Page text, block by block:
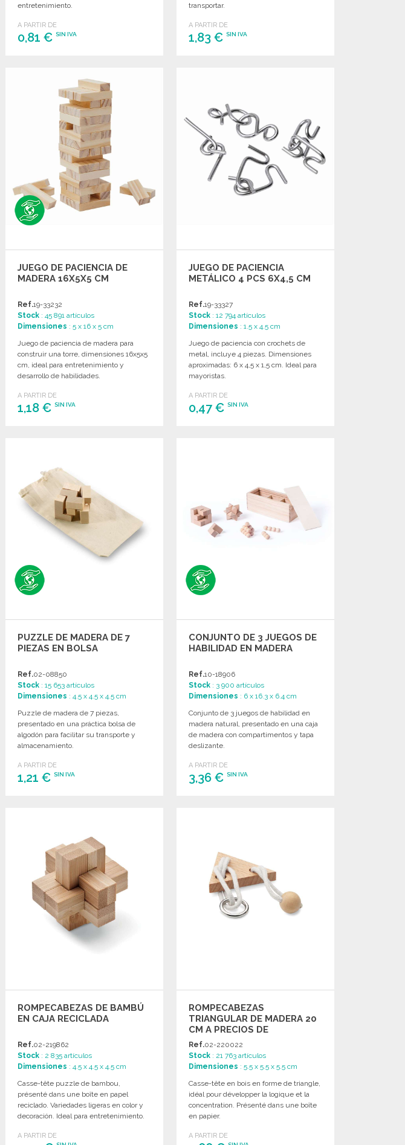
entretenimiento.
A PARTIR DE
0,81 €SIN IVA
Solicitar un presupuesto
transportar.
A PARTIR DE
1,83 €SIN IVA
JUEGO DE PACIENCIA DE
MADERA 16X5X5 CM
Ref.19-33232
Stock : 45 891 artículos
Dimensiones : 5 x 16 x 5 cm
Juego de paciencia de madera para
construir una torre, dimensiones 16x5x5
cm, ideal para entretenimiento y
desarrollo de habilidades.
A PARTIR DE
1,18 €SIN IVA
JUEGO DE PACIENCIA
METÁLICO 4 PCS 6X4,5 CM
Ref.19-33327
Stock : 12 794 artículos
Dimensiones : 1.5 x 4.5 cm
Juego de paciencia con crochets de
metal, incluye 4 piezas. Dimensiones
aproximadas: 6 x 4,5 x 1,5 cm. Ideal para
mayoristas.
A PARTIR DE
0,47 €SIN IVA
PUZZLE DE MADERA DE 7
PIEZAS EN BOLSA
Ref.02-08850
Stock : 15 653 artículos
Dimensiones : 4.5 x 4.5 x 4.5 cm
Puzzle de madera de 7 piezas,
presentado en una práctica bolsa de
algodón para facilitar su transporte y
almacenamiento.
A PARTIR DE
1,21 €SIN IVA
CONJUNTO DE 3 JUEGOS DE
HABILIDAD EN MADERA
Ref.10-18906
Stock : 3 900 artículos
Dimensiones : 6 x 16.3 x 6.4 cm
Conjunto de 3 juegos de habilidad en
madera natural, presentado en una caja
de madera con compartimentos y tapa
deslizante.
A PARTIR DE
3,36 €SIN IVA
ROMPECABEZAS DE BAMBÚ
EN CAJA RECICLADA
Ref.02-219862
Stock : 2 835 artículos
Dimensiones : 4.5 x 4.5 x 4.5 cm
Casse-tête puzzle de bambou,
présenté dans une boîte en papel
reciclado. Variedades ligeras en color y
decoración. Ideal para entretenimiento.
A PARTIR DE
ROMPECABEZAS
TRIANGULAR DE MADERA 20
CM A PRECIOS DE
MAYORISTA
Ref.02-220022
Stock : 21 763 artículos
Dimensiones : 5.5 x 5.5 x 5.5 cm
Casse-tête en bois en forme de triangle,
idéal pour développer la logique et la
concentration. Présenté dans une boîte
en papier.
A PARTIR DE